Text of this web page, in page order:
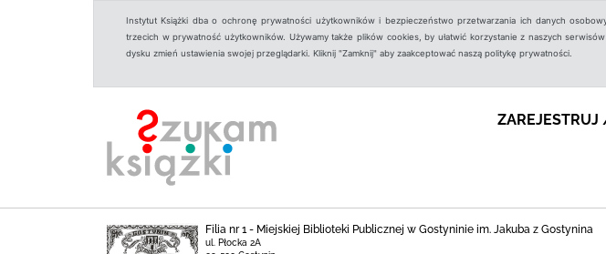
Instytut Książki dba o ochronę prywatności użytkowników i bezpieczeństwo przetwarzania ich danych
trzecich w prywatność użytkowników. Używamy także plików cookies, by ułatwić korzystanie z naszych
dysku zmień ustawienia swojej przeglądarki. Kliknij "Zamknij" aby zaakceptować naszą politykę prywatności.
Filia nr 1 - Miejskiej Biblioteki Publicznej w Gostyninie im. Jakuba z Gostynina
ul. Płocka 2A